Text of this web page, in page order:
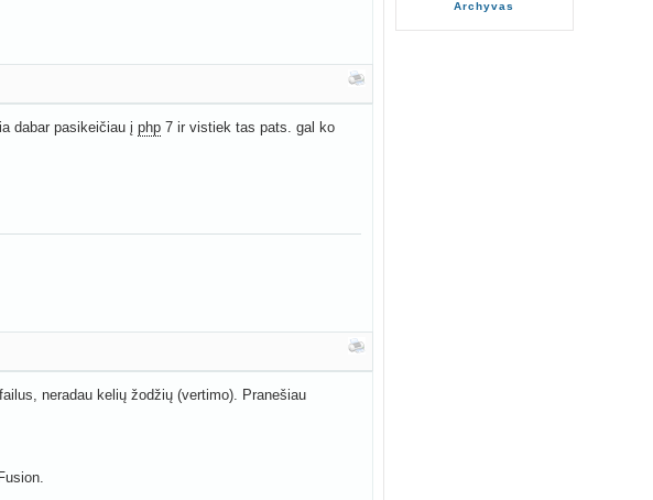
Archyvas
dabar pasikeičiau įphp 7 ir vistiek tas pats. gal ko
neradau kelių žodžių (vertimo). Pranešiau